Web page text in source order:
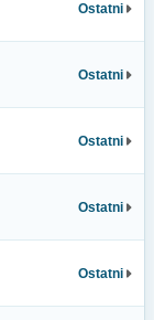
Ostatni
Ostatni
Ostatni
Ostatni
Ostatni